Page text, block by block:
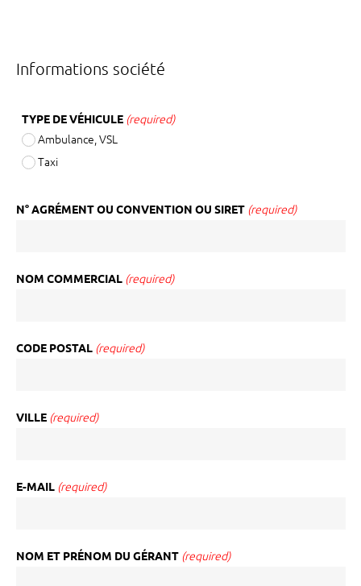
Informations société
TYPE DE VÉHICULE (required)
Ambulance, VSL
Taxi
N° AGRÉMENT OU CONVENTION OU SIRET (required)
NOM COMMERCIAL (required)
CODE POSTAL (required)
VILLE (required)
E-MAIL (required)
NOM ET PRÉNOM DU GÉRANT (required)